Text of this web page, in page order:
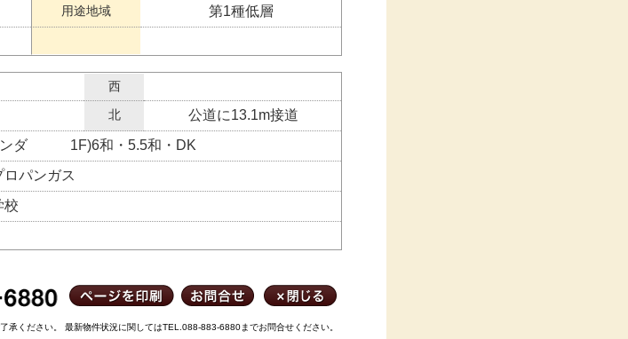
用途地域 第1種低層
西
北 公道に13.1m接道
ンダ 1F)6和・5.5和・DK
パンガス
承ください。 最新物件状況に関してはTEL.088-883-6880までお問合せください。